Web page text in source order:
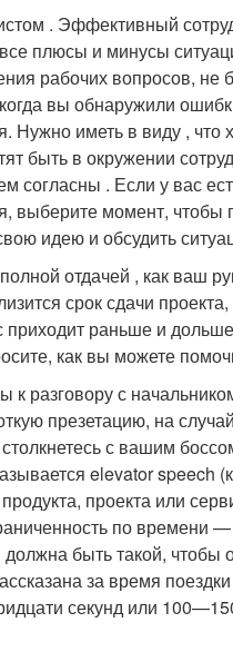
. Эффективный
плюсы и минусы
рабочих вопросов, не
вы обнаружили
Нужно иметь в виду , что
быть в окружении
согласны . Если у вас
выберите момент, чтобы
идею и обсудить
отдачей , как ваш
срок сдачи
приходит раньше и
как вы можете
к разговору с
презетацию, на
с вашим
elevator speech
проекта или
по времени
должна быть такой, чтобы
за время
секунд или